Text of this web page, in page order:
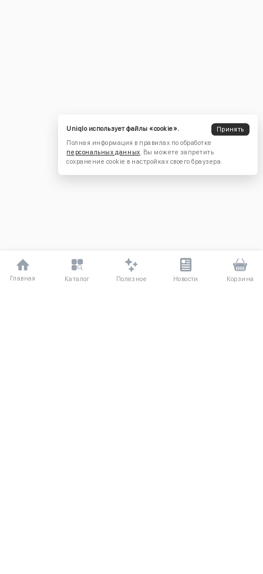
Главная Каталог Полезное Новости Корзина
Uniqlo использует файлы «cookie».
Принять
Полная информация в правилах по обработке
персональных данных. Вы можете запретить
сохранение cookie в настройках своего браузера